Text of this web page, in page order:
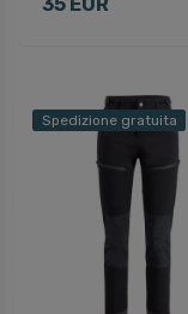
Spedizione gratuita